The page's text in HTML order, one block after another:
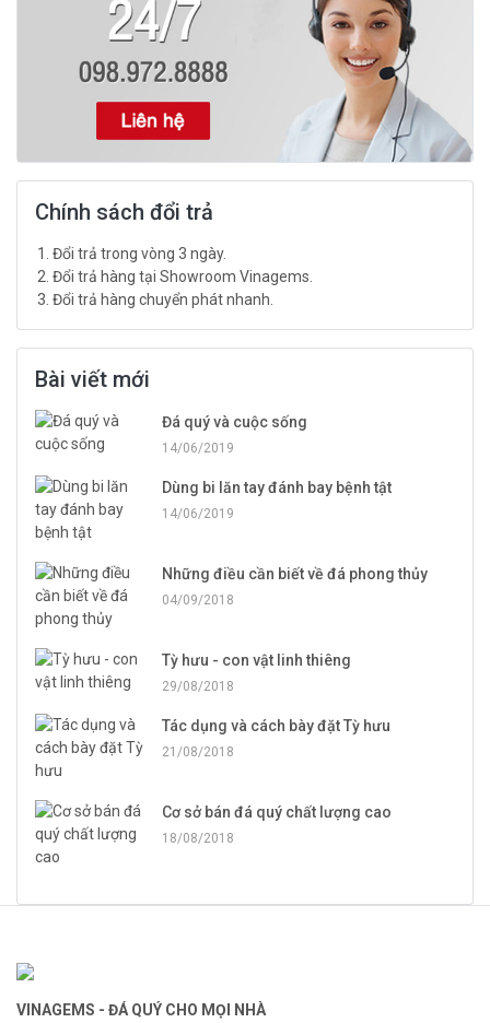
Chính sách đổi trả
Đổi trả trong vòng 3 ngày.
Đổi trả hàng tại Showroom Vinagems.
Đổi trả hàng chuyển phát nhanh.
Bài viết mới
Đá quý và cuộc sống
14/06/2019
Dùng bi lăn tay đánh bay bệnh tật
14/06/2019
Những điều cần biết về đá phong thủy
04/09/2018
Tỳ hưu - con vật linh thiêng
29/08/2018
Tác dụng và cách bày đặt Tỳ hưu
21/08/2018
Cơ sở bán đá quý chất lượng cao
18/08/2018
VINAGEMS - ĐÁ QUÝ CHO MỌI NHÀ